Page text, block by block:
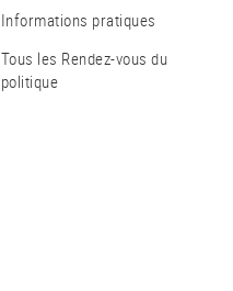
Informations pratiques
Tous les Rendez-vous du
politique